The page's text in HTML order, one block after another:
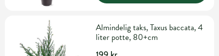
Almindelig taks, Taxus baccata, 4
liter potte, 80+cm